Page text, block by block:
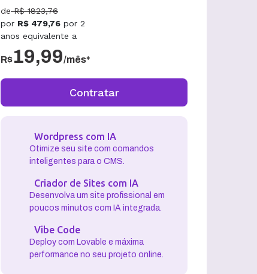
de R$ 1823,76
por R$ 479,76 por 2
anos equivalente a
R$19,99/mês*
Contratar
Wordpress com IA
Otimize seu site com comandos
inteligentes para o CMS.
Criador de Sites com IA
Desenvolva um site profissional em
poucos minutos com IA integrada.
Vibe Code
Deploy com Lovable e máxima
performance no seu projeto online.